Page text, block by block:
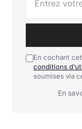
En cochant
conditions
soumises via
En